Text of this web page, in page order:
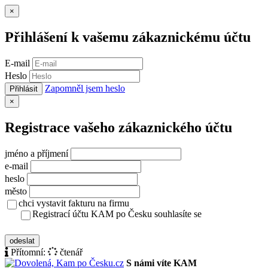
×
Přihlášení k vašemu zákaznickému účtu
E-mail
Heslo
Přihlásit Zapomněl jsem heslo
×
Registrace vašeho zákaznického účtu
jméno a příjmení
e-mail
heslo
město
chci vystavit fakturu na firmu
Registrací účtu KAM po Česku souhlasíte se
odeslat
Přítomní:
čtenář
S námi víte KAM